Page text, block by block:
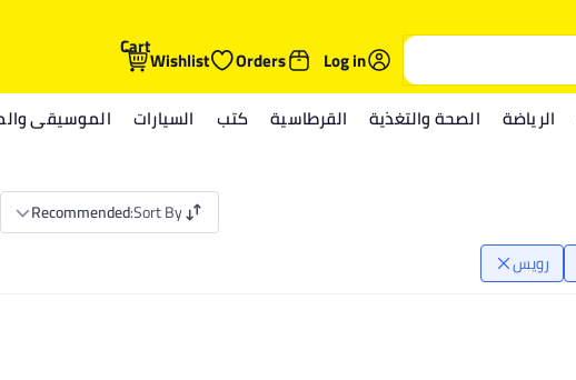
Log in
Orders
Wishlist
Cart
الرياضة الصحة والتغذية القرطاسية كتب السيارات الموسيقى
Sort By
:
Recommended
رويس